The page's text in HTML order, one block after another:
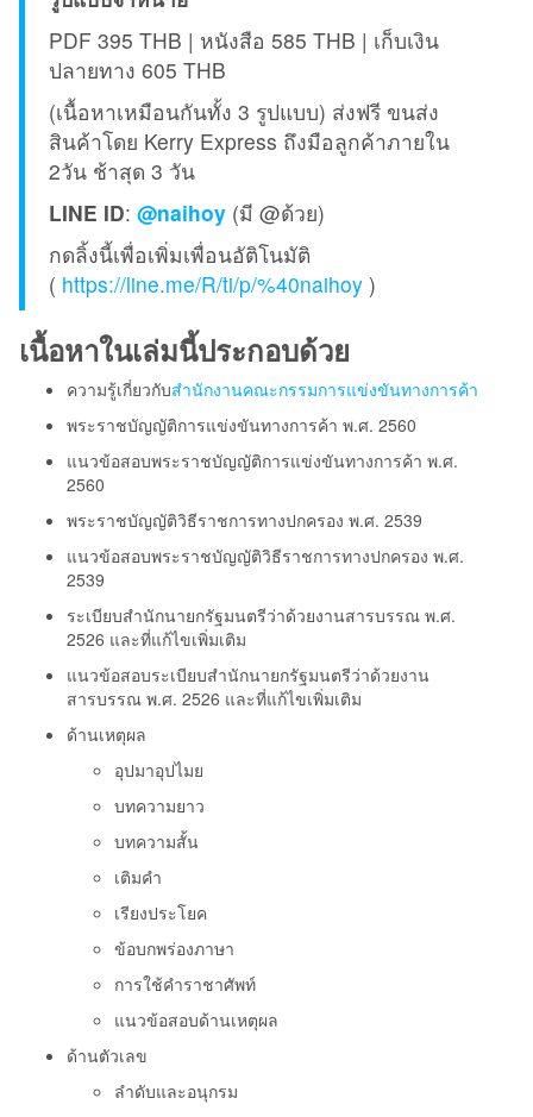
PDF 395 THB | หนังสือ 585 THB | เก็บเงิน
ปลายทาง 605 THB
(เนื้อหาเหมือนกันทั้ง 3 รูปแบบ) ส่งฟรี ขนส่ง
สินค้าโดย Kerry Express ถึงมือลูกค้าภายใน
2วัน ช้าสุด 3 วัน
LINE ID: @naihoy (มี @ด้วย)
กดลิ้งนี้เพื่อเพิ่มเพื่อนอัติโนมัติ
( https://line.me/R/ti/p/%40naihoy )
เนื้อหาในเล่มนี้ประกอบด้วย
ความรู้เกี่ยวกับสำนักงานคณะกรรมการแข่งขันทางการค้า
พระราชบัญญัติการแข่งขันทางการค้า พ.ศ. 2560
แนวข้อสอบพระราชบัญญัติการแข่งขันทางการค้า พ.ศ.
2560
พระราชบัญญัติวิธีราชการทางปกครอง พ.ศ. 2539
แนวข้อสอบพระราชบัญญัติวิธีราชการทางปกครอง พ.ศ.
2539
ระเบียบสำนักนายกรัฐมนตรีว่าด้วยงานสารบรรณ พ.ศ.
2526 และที่แก้ไขเพิ่มเติม
แนวข้อสอบระเบียบสำนักนายกรัฐมนตรีว่าด้วยงาน
สารบรรณ พ.ศ. 2526 และที่แก้ไขเพิ่มเติม
ด้านเหตุผล
อุปมาอุปไมย
บทความยาว
บทความสั้น
เติมคำ
เรียงประโยค
ข้อบกพร่องภาษา
การใช้คำราชาศัพท์
แนวข้อสอบด้านเหตุผล
ด้านตัวเลข
ลำดับและอนุกรม